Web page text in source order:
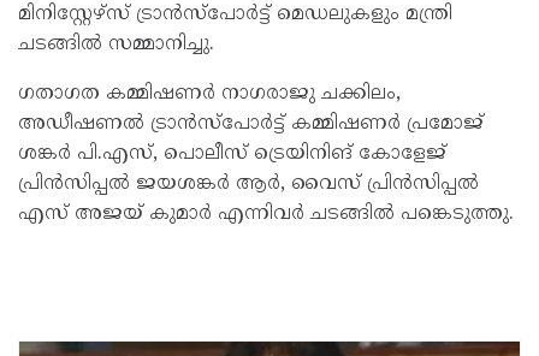
മിനിസ്റ്റേഴ്‌സ് ട്രാൻസ്‌പോർട്ട് മെഡലുകളും മന്ത്രി
ചടങ്ങിൽ സമ്മാനിച്ചു.
ഗതാഗത കമ്മിഷണർ നാഗരാജു ചക്കിലം,
അഡീഷണൽ ട്രാൻസ്‌പോർട്ട് കമ്മിഷണർ പ്രമോജ്
ശങ്കർ പി.എസ്, പൊലീസ് ട്രെയിനിങ് കോളേജ്
പ്രിൻസിപ്പൽ ജയശങ്കർ ആർ, വൈസ് പ്രിൻസിപ്പൽ
എസ് അജയ് കുമാർ എന്നിവർ ചടങ്ങിൽ പങ്കെടുത്തു.